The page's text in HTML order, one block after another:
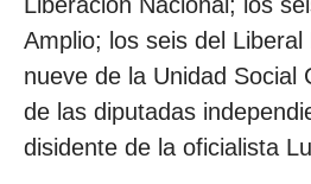
Amplio; los seis del
nueve de la Unidad Social
de las diputadas
disidente de la oficialista